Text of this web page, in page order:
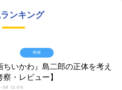
ンキング
ちいかわ』島二郎の正体を考え
察・レビュー】
03 12:00
映画